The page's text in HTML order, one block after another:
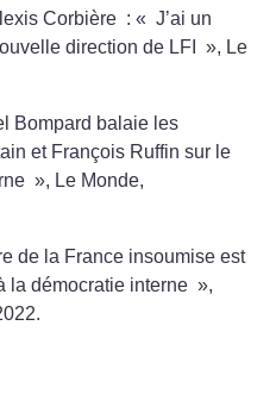
Corbière : « J’ai un
direction de LFI
», Le
Bompard balaie les
et François Ruffin sur le
», Le Monde,
de la France insoumise est
la démocratie interne »,